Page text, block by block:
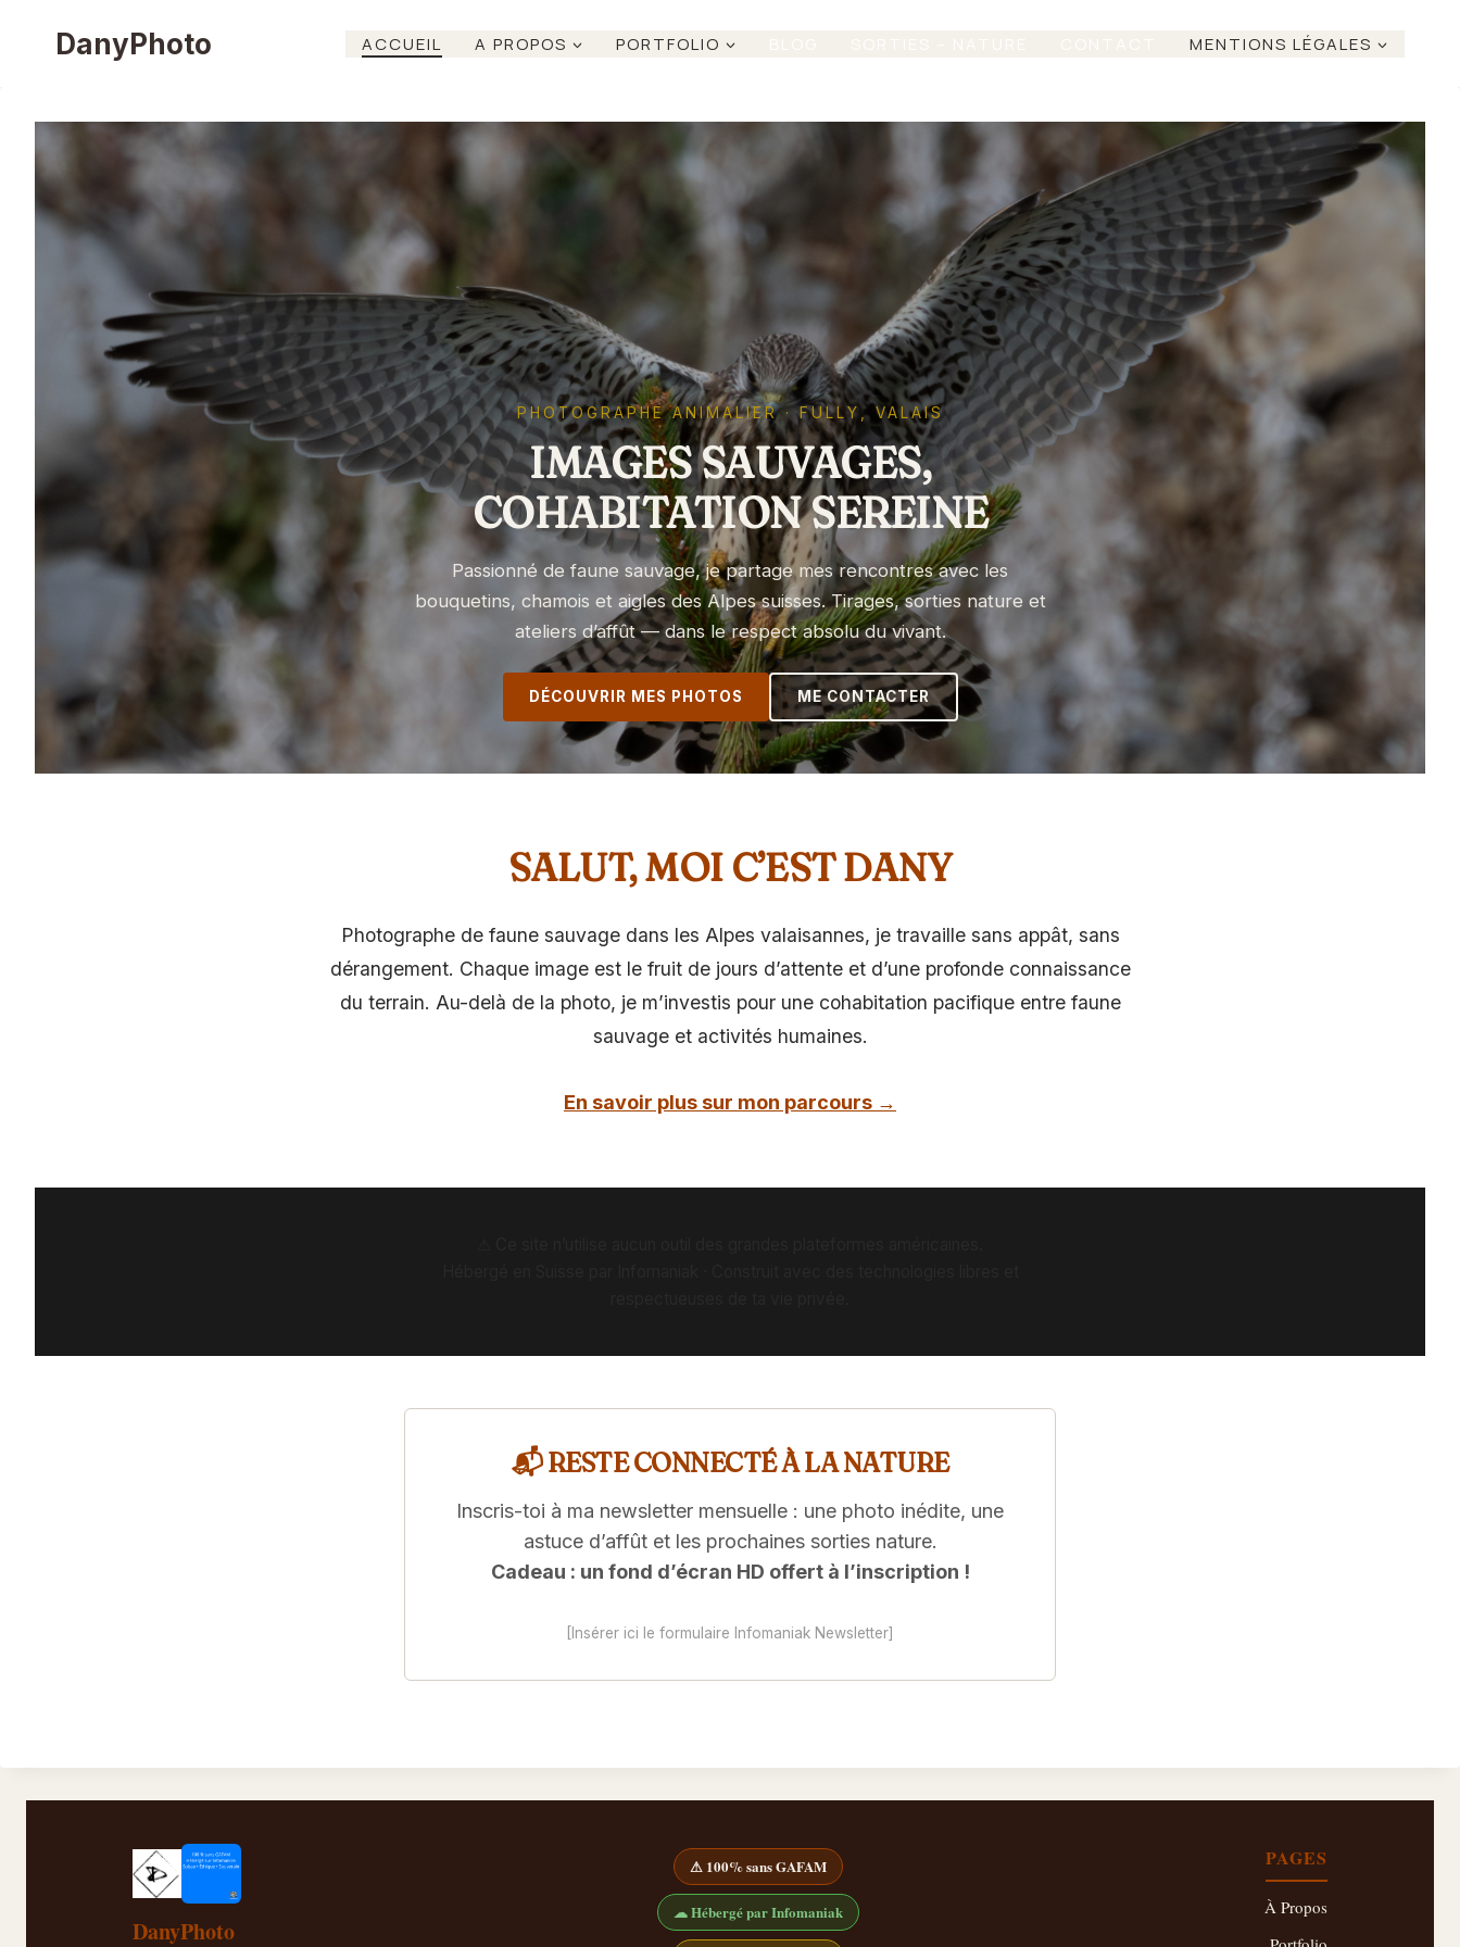
DanyPhoto ACCUEIL A PROPOS PORTFOLIO MENTIONS LÉGALES
PHOTOGRAPHE ANIMALIER · FULLY, VALAIS
IMAGES SAUVAGES,
COHABITATION SEREINE
Passionné de faune sauvage, je partage mes rencontres avec les
bouquetins, chamois et aigles des Alpes suisses. Tirages, sorties nature et
ateliers d’affût — dans le respect absolu du vivant.
DÉCOUVRIR MES PHOTOS ME CONTACTER
SALUT, MOI C’EST DANY
Photographe de faune sauvage dans les Alpes valaisannes, je travaille sans appât, sans
dérangement. Chaque image est le fruit de jours d’attente et d’une profonde connaissance
du terrain. Au-delà de la photo, je m’investis pour une cohabitation pacifique entre faune
sauvage et activités humaines.
En savoir plus sur mon parcours →
📬 RESTE CONNECTÉ À LA NATURE
Inscris-toi à ma newsletter mensuelle : une photo inédite, une
astuce d’affût et les prochaines sorties nature.
Cadeau : un fond d’écran HD offert à l’inscription !
[Insérer ici le formulaire Infomaniak Newsletter]
DanyPhoto
⚠ 100% sans GAFAM
☁ Hébergé par Infomaniak
PAGES
À Propos